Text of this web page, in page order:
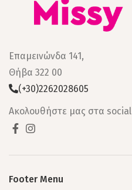
Επαμεινώνδα 141,
Θήβα 322 00
(+30)2262028605
Ακολουθήστε μας στα social
Footer Menu